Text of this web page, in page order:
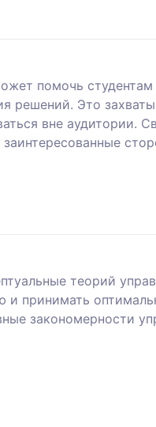
помочь
решений. Это
вне аудитории.
теорий
и принимать
закономерности